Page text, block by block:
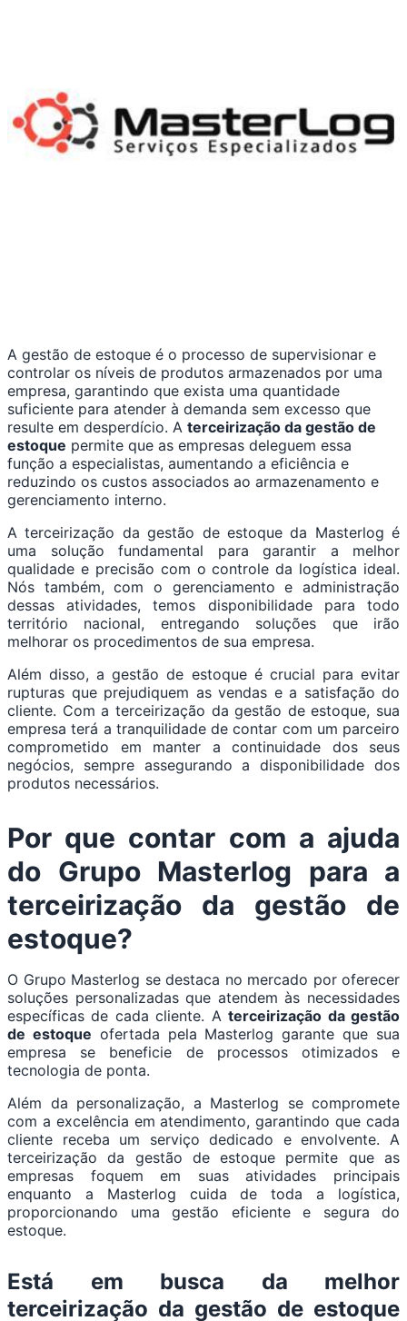
A gestão de estoque é o processo de supervisionar e
controlar os níveis de produtos armazenados por uma
empresa, garantindo que exista uma quantidade
suficiente para atender à demanda sem excesso que
resulte em desperdício. A terceirização da gestão de
estoque permite que as empresas deleguem essa
função a especialistas, aumentando a eficiência e
reduzindo os custos associados ao armazenamento e
gerenciamento interno.
A terceirização da gestão de estoque da Masterlog é
uma solução fundamental para garantir a melhor
qualidade e precisão com o controle da logística ideal.
Nós também, com o gerenciamento e administração
dessas atividades, temos disponibilidade para todo
território nacional, entregando soluções que irão
melhorar os procedimentos de sua empresa.
Além disso, a gestão de estoque é crucial para evitar
rupturas que prejudiquem as vendas e a satisfação do
cliente. Com a terceirização da gestão de estoque, sua
empresa terá a tranquilidade de contar com um parceiro
comprometido em manter a continuidade dos seus
negócios, sempre assegurando a disponibilidade dos
produtos necessários.
Por que contar com a ajuda
do Grupo Masterlog para a
terceirização da gestão de
estoque?
O Grupo Masterlog se destaca no mercado por oferecer
soluções personalizadas que atendem às necessidades
específicas de cada cliente. Aterceirização da gestão
de estoque ofertada pela Masterlog garante que sua
empresa se beneficie de processos otimizados e
tecnologia de ponta.
Além da personalização, a Masterlog se compromete
com a excelência em atendimento, garantindo que cada
cliente receba um serviço dedicado e envolvente. A
terceirização da gestão de estoque permite que as
empresas foquem em suas atividades principais
enquanto a Masterlog cuida de toda a logística,
proporcionando uma gestão eficiente e segura do
estoque.
Está em busca da melhor
terceirização da gestão de estoque